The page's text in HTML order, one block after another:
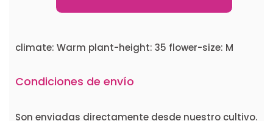
climate: Warm plant-height: 35 flower-size: M
Condiciones de envío
Son enviadas directamente desde nuestro cultivo.